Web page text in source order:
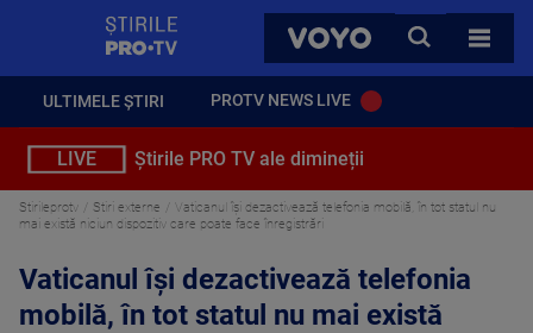
VOYO
CAUTA
TOATE
ULTIMELE ȘTIRI PROTV NEWS LIVE
LIVE Știrile PRO TV ale dimineții
Stirileprotv Stiri externe
Vaticanul își dezactivează telefonia mobilă, în tot statul nu
mai există niciun dispozitiv care poate face înregistrări
Vaticanul își dezactivează telefonia
mobilă, în tot statul nu mai există